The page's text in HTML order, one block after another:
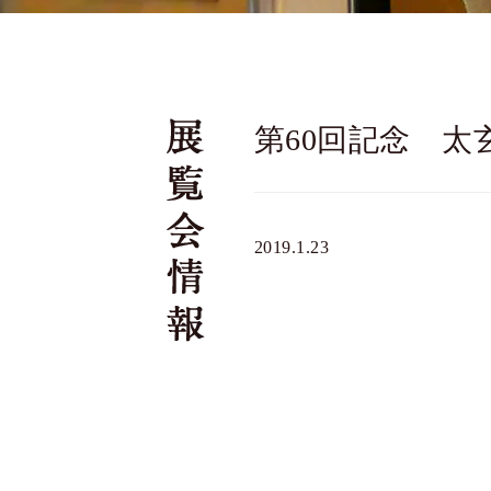
第60回記念 太
2019.1.23